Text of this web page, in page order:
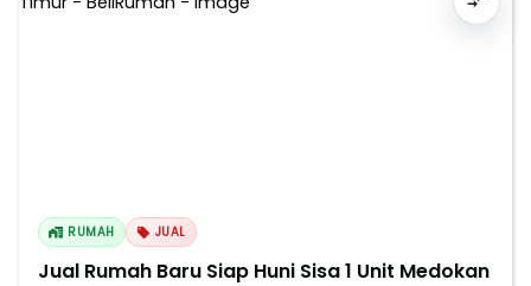
RUMAH JUAL
Jual Rumah Baru Siap Huni Sisa 1 Unit Medokan